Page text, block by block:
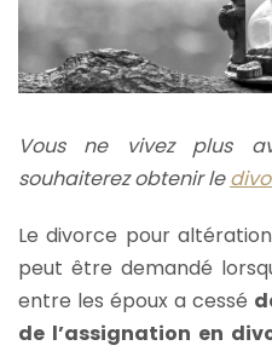
Vous ne vivez plus
souhaiterez obtenir le
Le divorce pour
peut être demandé
entre les époux a cessé
de l’assignation en